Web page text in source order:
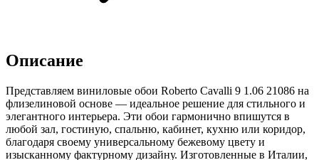
Описание
Представляем виниловые обои Roberto Cavalli 9 1.06 21086 на
флизелиновой основе — идеальное решение для стильного и
элегантного интерьера. Эти обои гармонично впишутся в
любой зал, гостиную, спальню, кабинет, кухню или коридор,
благодаря своему универсальному бежевому цвету и
изысканному фактурному дизайну. Изготовленные в Италии,